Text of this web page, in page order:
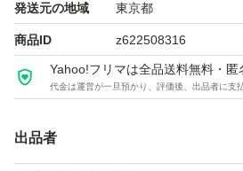
発送元の地域 東京都
商品ID z622508316
Yahoo!フリマは全品送料無料・匿
代金は運営が一旦預かり、評価後、出品者に支
出品者